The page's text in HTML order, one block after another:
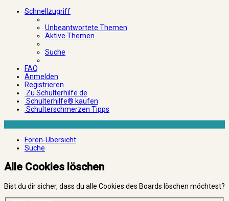
Schnellzugriff
Unbeantwortete Themen
Aktive Themen
Suche
FAQ
Anmelden
Registrieren
Zu Schulterhilfe.de
Schulterhilfe® kaufen
Schulterschmerzen Tipps
Foren-Übersicht
Suche
Alle Cookies löschen
Bist du dir sicher, dass du alle Cookies des Boards löschen möchtest?